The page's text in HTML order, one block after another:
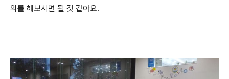
의를 해보시면 될 것 같아요.